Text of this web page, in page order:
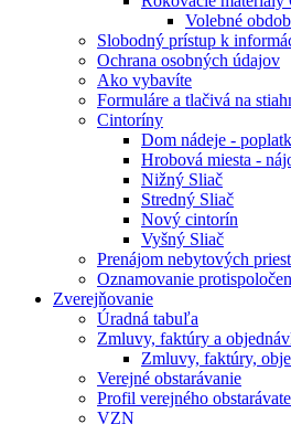
Volebné
Slobodný prístup k
Ochrana osobných údajov
Ako vybavíte
Formuláre a tlačivá na
Cintoríny
Dom nádeje -
Hrobová miesta -
Nižný Sliač
Stredný Sliač
Nový cintorín
Vyšný Sliač
Prenájom nebytových
Oznamovanie
Zverejňovanie
Úradná tabuľa
Zmluvy, faktúry a
Zmluvy, faktúry,
Verejné obstarávanie
Profil verejného
VZN